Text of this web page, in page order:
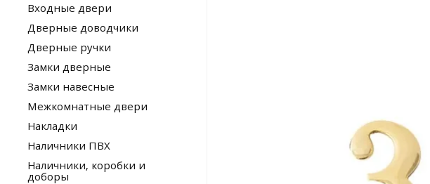
Входные двери
Дверные доводчики
Дверные ручки
Замки дверные
Замки навесные
Межкомнатные двери
Накладки
Наличники ПВХ
Наличники, коробки и
доборы